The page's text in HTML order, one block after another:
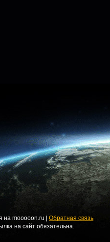
на mooooon.ru | Обратная связь
на сайт обязательна.